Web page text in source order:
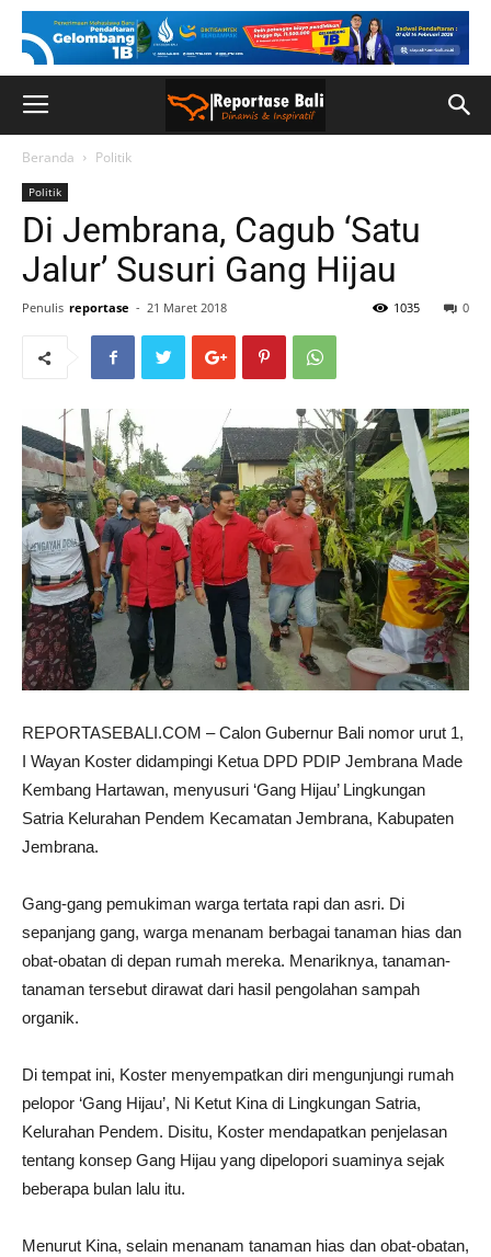
Beranda Politik
Politik
Di Jembrana, Cagub ‘Satu
Jalur’ Susuri Gang Hijau
Penulis reportase - 21 Maret 2018 0
1035
REPORTASEBALI.COM – Calon Gubernur Bali nomor urut 1,
I Wayan Koster didampingi Ketua DPD PDIP Jembrana Made
Kembang Hartawan, menyusuri ‘Gang Hijau’ Lingkungan
Satria Kelurahan Pendem Kecamatan Jembrana, Kabupaten
Jembrana.
Gang-gang pemukiman warga tertata rapi dan asri. Di
sepanjang gang, warga menanam berbagai tanaman hias dan
obat-obatan di depan rumah mereka. Menariknya, tanaman-
tanaman tersebut dirawat dari hasil pengolahan sampah
organik.
Di tempat ini, Koster menyempatkan diri mengunjungi rumah
pelopor ‘Gang Hijau’, Ni Ketut Kina di Lingkungan Satria,
Kelurahan Pendem. Disitu, Koster mendapatkan penjelasan
tentang konsep Gang Hijau yang dipelopori suaminya sejak
beberapa bulan lalu itu.
Menurut Kina, selain menanam tanaman hias dan obat-obatan,